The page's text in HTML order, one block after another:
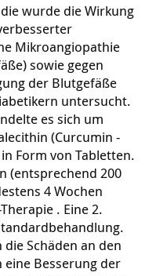
wurde die Wirkung
Mikroangiopathie
sowie gegen
der Blutgefäße
untersucht.
es sich um
(Curcumin -
Form von Tabletten.
(entsprechend 200
4 Wochen
. Eine 2.
Schäden an den
Besserung der